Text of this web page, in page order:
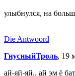
улыбнулся, на
Die Antwoord
ГнусныйТроль, 19
ай-яй-яй.. ай эм ё